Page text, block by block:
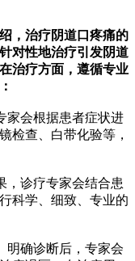
，治疗阴道口疼痛的
对性地治疗引发阴道
治疗方面，遵循专业
家会根据患者症状进
检查、白带化验等，
，诊疗专家会结合患
科学、细致、专业的
明确诊断后，专家会